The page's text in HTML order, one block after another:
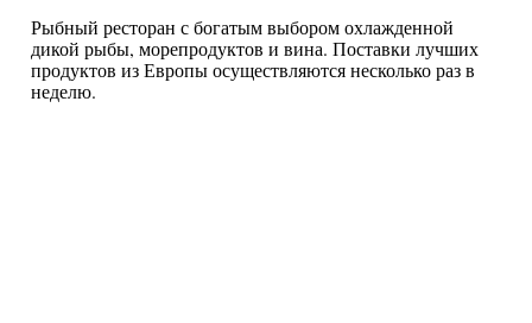
Рыбный ресторан с богатым выбором охлажденной
дикой рыбы, морепродуктов и вина. Поставки лучших
продуктов из Европы осуществляются несколько раз в
неделю.